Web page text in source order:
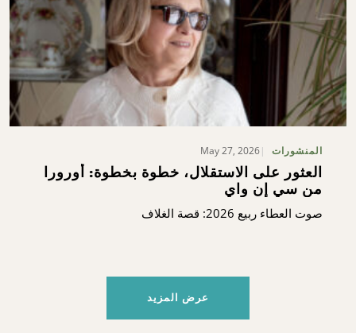
المنشورات May 27, 2026
العثور على الاستقلال، خطوة بخطوة: أورورا
من سي إن واي
صوت العطاء ربيع 2026: قصة الغلاف
عرض المزيد